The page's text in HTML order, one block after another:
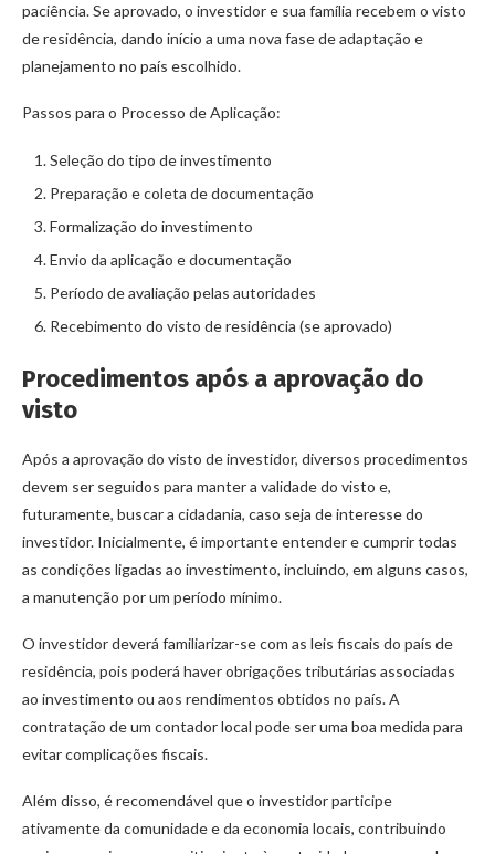
paciência. Se aprovado, o investidor e sua família recebem o visto
de residência, dando início a uma nova fase de adaptação e
planejamento no país escolhido.
Passos para o Processo de Aplicação:
Seleção do tipo de investimento
Preparação e coleta de documentação
Formalização do investimento
Envio da aplicação e documentação
Período de avaliação pelas autoridades
Recebimento do visto de residência (se aprovado)
Procedimentos após a aprovação do
visto
Após a aprovação do visto de investidor, diversos procedimentos
devem ser seguidos para manter a validade do visto e,
futuramente, buscar a cidadania, caso seja de interesse do
investidor. Inicialmente, é importante entender e cumprir todas
as condições ligadas ao investimento, incluindo, em alguns casos,
a manutenção por um período mínimo.
O investidor deverá familiarizar-se com as leis fiscais do país de
residência, pois poderá haver obrigações tributárias associadas
ao investimento ou aos rendimentos obtidos no país. A
contratação de um contador local pode ser uma boa medida para
evitar complicações fiscais.
Além disso, é recomendável que o investidor participe
ativamente da comunidade e da economia locais, contribuindo